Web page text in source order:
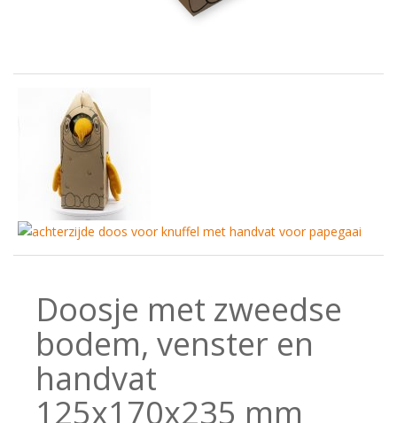
Doosje met zweedse
bodem, venster en
handvat
125x170x235 mm